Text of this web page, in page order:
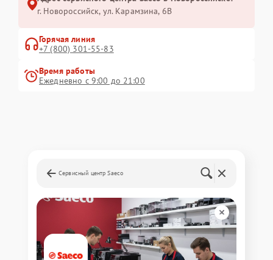
г. Новороссийск, ул. Карамзина, 6В
Горячая линия
+7 (800) 301-55-83
Время работы
Ежедневно с 9:00 до 21:00
Сервисный центр Saeco